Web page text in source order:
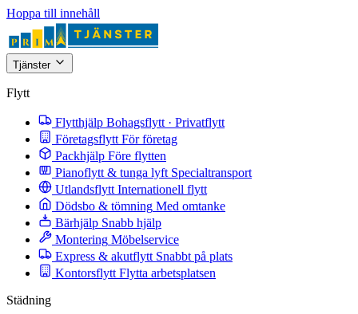
Hoppa till innehåll
Tjänster
Flytt
Flytthjälp Bohagsflytt · Privatflytt
Företagsflytt För företag
Packhjälp Före flytten
Pianoflytt & tunga lyft Specialtransport
Utlandsflytt Internationell flytt
Dödsbo & tömning Med omtanke
Bärhjälp Snabb hjälp
Montering Möbelservice
Express & akutflytt Snabbt på plats
Kontorsflytt Flytta arbetsplatsen
Städning